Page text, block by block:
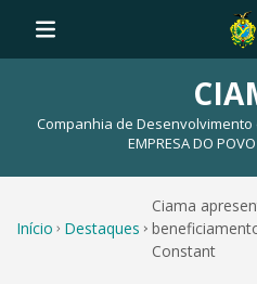
Companhia de Desenvolvimento
EMPRESA DO
Início Destaques
Ciama
Constant